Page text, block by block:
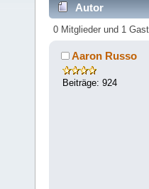
Autor
0 Mitglieder und 1
Aaron Russo
Beiträge: 924